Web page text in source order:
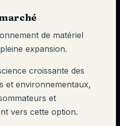
de matériel
expansion.
croissante des
et environnementaux,
et
vers cette option.